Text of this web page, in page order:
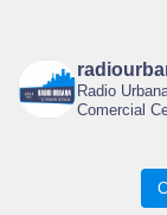
Radio
Comercial